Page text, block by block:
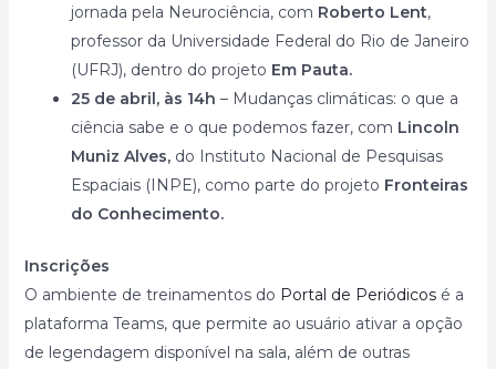
jornada pela Neurociência, com Roberto Lent,
professor da Universidade Federal do Rio de Janeiro
(UFRJ), dentro do projeto Em Pauta.
25 de abril, às 14h – Mudanças climáticas: o que a
ciência sabe e o que podemos fazer, com Lincoln
Muniz Alves,do Instituto Nacional de Pesquisas
Espaciais (INPE), como parte do projeto Fronteiras
do Conhecimento.
Inscrições
O ambiente de treinamentos do Portal de Periódicosé a
plataforma Teams, que permite ao usuário ativar a opção
de legendagem disponível na sala, além de outras